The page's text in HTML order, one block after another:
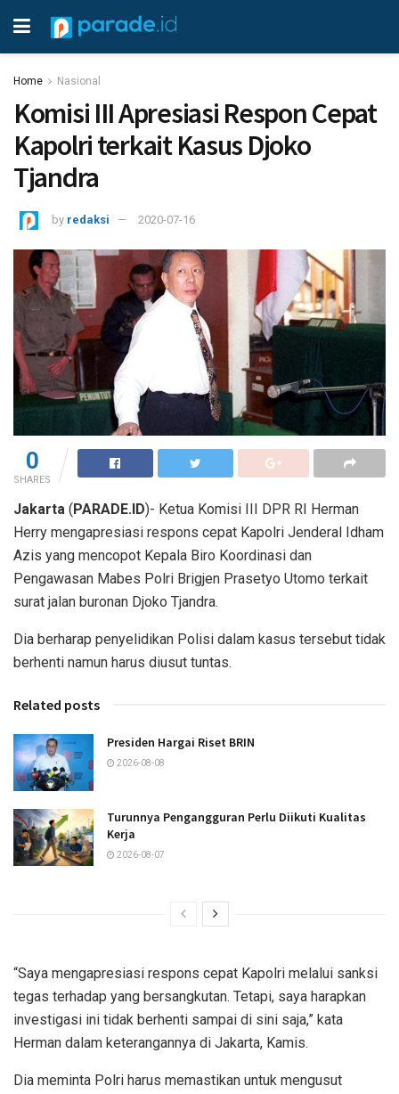
Home Nasional
Komisi III Apresiasi Respon Cepat
Kapolri terkait Kasus Djoko
Tjandra
by redaksi 2020-07-16
0
SHARES
Jakarta (PARADE.ID)- Ketua Komisi III DPR RI Herman
Herry mengapresiasi respons cepat Kapolri Jenderal Idham
Azis yang mencopot Kepala Biro Koordinasi dan
Pengawasan Mabes Polri Brigjen Prasetyo Utomo terkait
surat jalan buronan Djoko Tjandra.
Dia berharap penyelidikan Polisi dalam kasus tersebut tidak
berhenti namun harus diusut tuntas.
Related posts
Presiden Hargai Riset BRIN
2026-08-08
Turunnya Pengangguran Perlu Diikuti Kualitas
Kerja
2026-08-07
“Saya mengapresiasi respons cepat Kapolri melalui sanksi
tegas terhadap yang bersangkutan. Tetapi, saya harapkan
investigasi ini tidak berhenti sampai di sini saja,” kata
Herman dalam keterangannya di Jakarta, Kamis.
Dia meminta Polri harus memastikan untuk mengusut